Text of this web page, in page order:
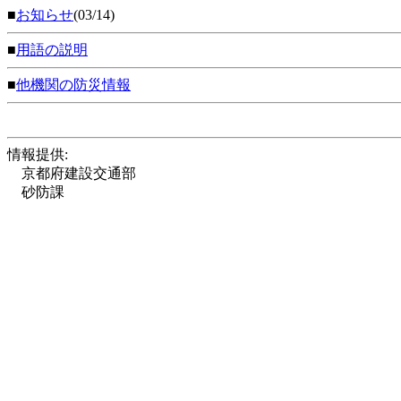
■お知らせ(03/14)
■用語の説明
■他機関の防災情報
情報提供:
京都府建設交通部
砂防課